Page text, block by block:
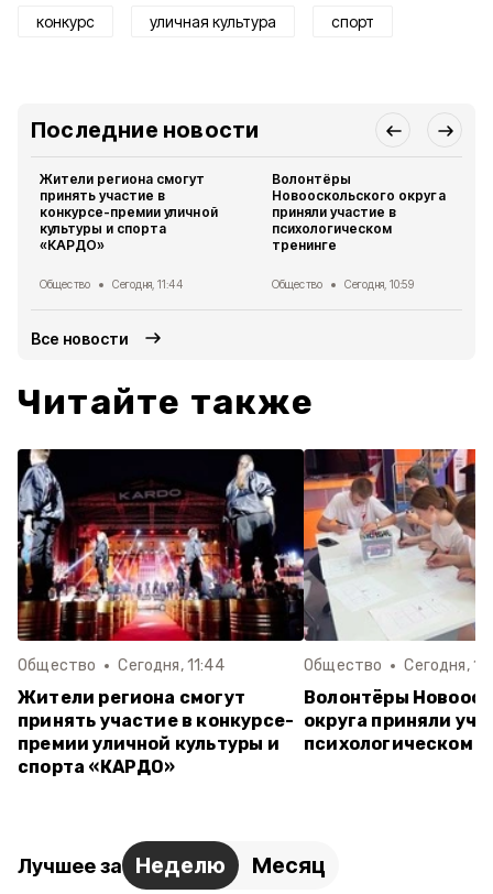
конкурс уличная культура спорт
Последние новости
Жители региона смогут
принять участие в
конкурсе-премии уличной
культуры и спорта
«КАРДО»
Общество Сегодня, 11:44
Волонтёры
Новооскольского округа
приняли участие в
психологическом
тренинге
Общество Сегодня, 10:59
Все новости
Читайте также
Общество Сегодня, 11:44
Жители региона смогут
принять участие в конкурсе-
премии уличной культуры и
спорта «КАРДО»
Общество Сегодня,
Волонтёры
округа приняли
психологическом
Лучшее за Неделю Месяц